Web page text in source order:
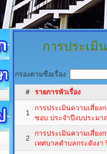
การประเมิ
กรองตามชื่อเรื่อง
# รายการหัวเรื่อง
1
การประเมินความเสี่ยง
ชอบ ประจำปีงบประม
2
การประเมินความเสี่ยง
เทศบาลตำบลกระดังง